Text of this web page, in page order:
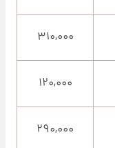
۳۱۰,۰۰۰
۱۲۰,۰۰۰
۲۹۰,۰۰۰